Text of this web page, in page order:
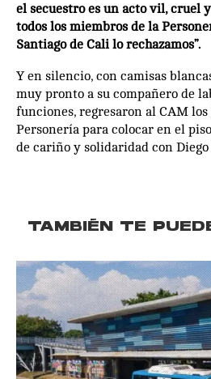
el secuestro es un acto vil, cruel
todos los miembros de la
Santiago de Cali lo rechazamos”.
Y en silencio, con camisas
muy pronto a su compañero de
funciones, regresaron al CAM
Personería para colocar en el
de cariño y solidaridad con Diego
TAMBIÉN TE